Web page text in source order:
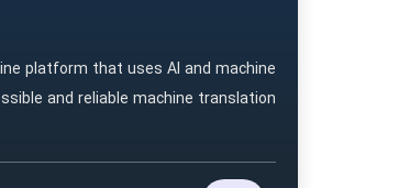
platform that uses AI and machine
and reliable machine translation